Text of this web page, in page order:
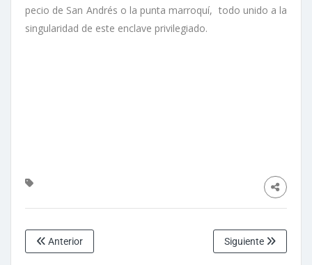
pecio de San Andrés o la punta marroquí, todo unido a la
singularidad de este enclave privilegiado.
Anterior Siguiente